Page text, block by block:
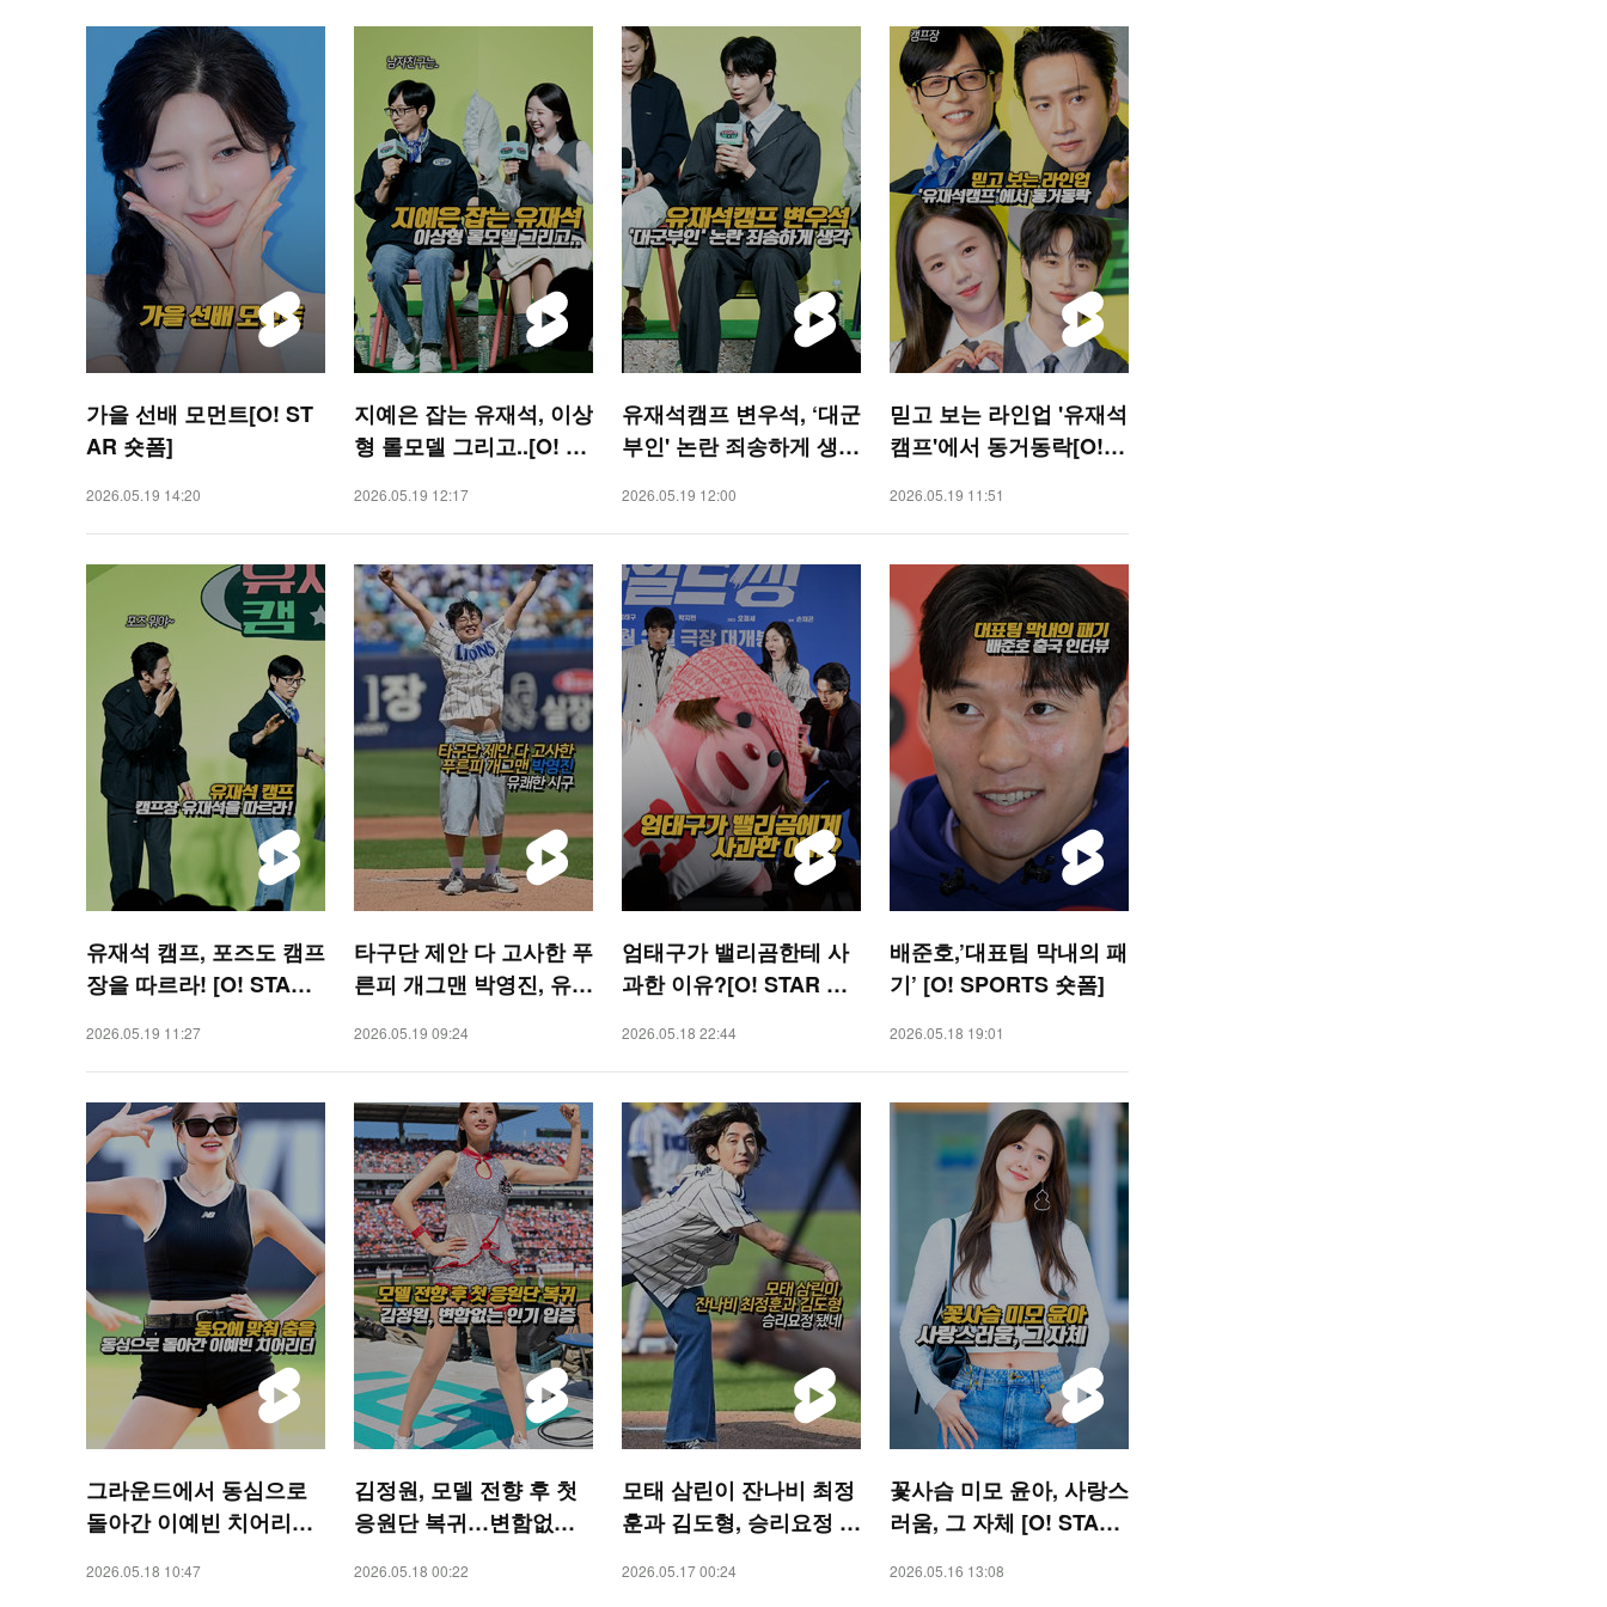
가을 선배 모먼트[O! ST
AR 숏폼]
2026.05.19 14:20
지예은 잡는 유재석, 이상
형 롤모델 그리고..[O! ST
2026.05.19 12:17
유재석캠프 변우석, ‘대군
부인' 논란 죄송하게 생각
2026.05.19 12:00
믿고 보는 라인업 '유재석
캠프'에서 동거동락[O! S
2026.05.19 11:51
유재석 캠프, 포즈도 캠프
장을 따르라! [O! STAR
2026.05.19 11:27
타구단 제안 다 고사한 푸
른피 개그맨 박영진, 유쾌
폼]
2026.05.19 09:24
엄태구가 밸리곰한테 사
과한 이유?[O! STAR 숏
2026.05.18 22:44
배준호,’대표팀 막내의 패
기’ [O! SPORTS 숏폼]
2026.05.18 19:01
그라운드에서 동심으로
돌아간 이예빈 치어리더
2026.05.18 10:47
김정원, 모델 전향 후 첫
응원단 복귀…변함없는
숏폼]
2026.05.18 00:22
모태 삼린이 잔나비 최정
훈과 김도형, 승리요정 됐
2026.05.17 00:24
꽃사슴 미모 윤아, 사랑스
러움, 그 자체 [O! STAR
2026.05.16 13:08